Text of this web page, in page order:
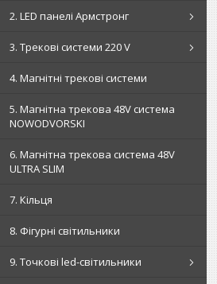
2. LED панелі Армстронг
3. Трекові системи 220 V
4. Магнітні трекові системи
5. Магнітна трекова 48V система
NOWODVORSKI
6. Магнітна трекова система 48V
ULTRA SLIM
7. Кільця
8. Фігурні світильники
9. Точкові led-світильники